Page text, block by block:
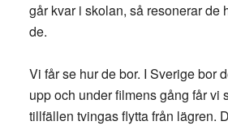
går kvar i skolan, så resonerar de
de.
Vi får se hur de bor. I Sverige bor
upp och under filmens gång får vi
tillfällen tvingas flytta från lägren.